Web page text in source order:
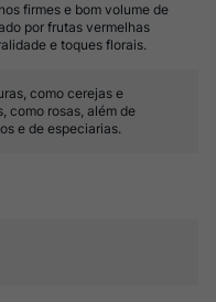
firmes e bom volume de
por frutas vermelhas
e toques florais.
como cerejas e
como rosas, além de
e de especiarias.